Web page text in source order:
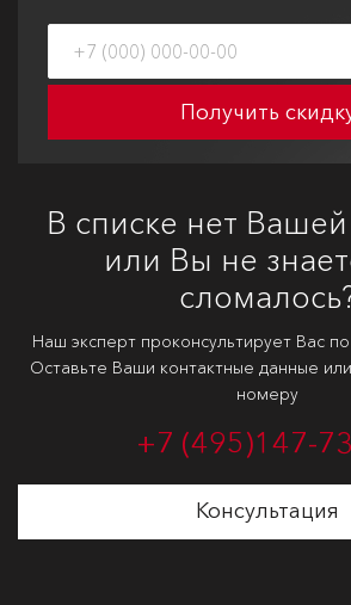
Получить
В списке нет
или Вы не
Наш эксперт проконсультирует Вас
Оставьте Ваши контактные данные
номеру
+7 (495)147-
Консультация